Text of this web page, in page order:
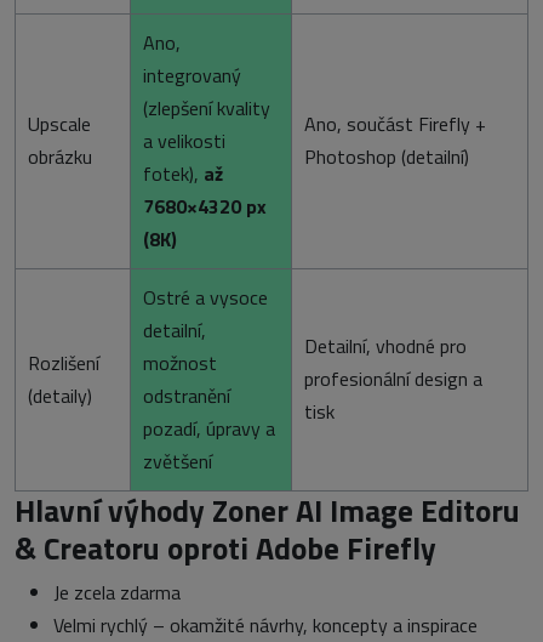
Upscale
obrázku
Ano,
integrovaný
(zlepšení kvality
a velikosti
fotek), až
7680×4320 px
(8K)
Ano, součást Firefly +
Photoshop (detailní)
Rozlišení
(detaily)
Ostré a vysoce
detailní,
možnost
odstranění
pozadí, úpravy a
zvětšení
Detailní, vhodné pro
profesionální design a
tisk
Hlavní výhody Zoner AI Image Editoru
& Creatoru oproti Adobe Firefly
Je zcela zdarma
Velmi rychlý – okamžité návrhy, koncepty a inspirace